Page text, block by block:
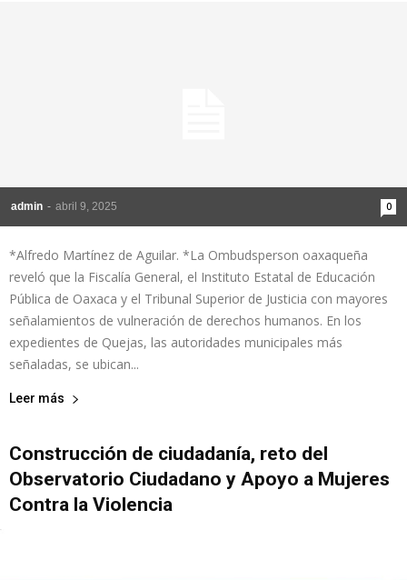
admin - abril 9, 2025 0
*Alfredo Martínez de Aguilar. *La Ombudsperson oaxaqueña
reveló que la Fiscalía General, el Instituto Estatal de Educación
Pública de Oaxaca y el Tribunal Superior de Justicia con mayores
señalamientos de vulneración de derechos humanos. En los
expedientes de Quejas, las autoridades municipales más
señaladas, se ubican...
Leer más
Construcción de ciudadanía, reto del
Observatorio Ciudadano y Apoyo a Mujeres
Contra la Violencia